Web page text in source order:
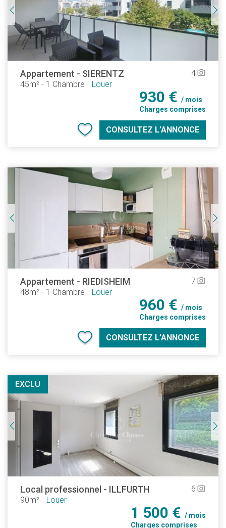
Appartement - SIERENTZ
45m² - 1 Chambre Louer
4camera_alt
930 € / mois
Charges comprises
CONSULTEZ L’ANNONCE
Appartement - RIEDISHEIM
48m² - 1 Chambre Louer
7 camera_alt
960 € / mois
Charges comprises
CONSULTEZ L’ANNONCE
EXCLU
Local professionnel - ILLFURTH
90m² Louer
6 camera_alt
1 500 € / mois
Charges comprises